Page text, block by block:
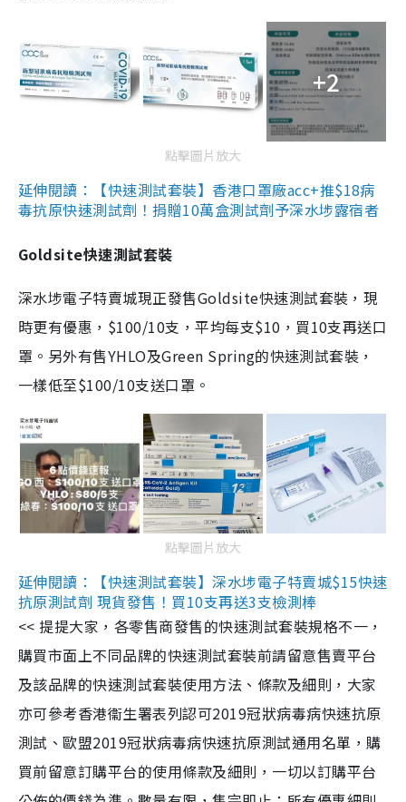
+2
點擊圖片放大
延伸閱讀：【快速測試套裝】香港口罩廠acc+推$18病
毒抗原快速測試劑！捐贈10萬盒測試劑予深水埗露宿者
Goldsite快速測試套裝
深水埗電子特賣城現正發售Goldsite快速測試套裝，現
時更有優惠，$100/10支，平均每支$10，買10支再送口
罩。另外有售YHLO及Green Spring的快速測試套裝，
一樣低至$100/10支送口罩。
點擊圖片放大
延伸閱讀：【快速測試套裝】深水埗電子特賣城$15快速
抗原測試劑 現貨發售！買10支再送3支檢測棒
<< 提提大家，各零售商發售的快速測試套裝規格不一，
購買市面上不同品牌的快速測試套裝前請留意售賣平台
及該品牌的快速測試套裝使用方法、條款及細則，大家
亦可參考香港衞生署表列認可2019冠狀病毒病快速抗原
測試、歐盟2019冠狀病毒病快速抗原測試通用名單，購
買前留意訂購平台的使用條款及細則，一切以訂購平台